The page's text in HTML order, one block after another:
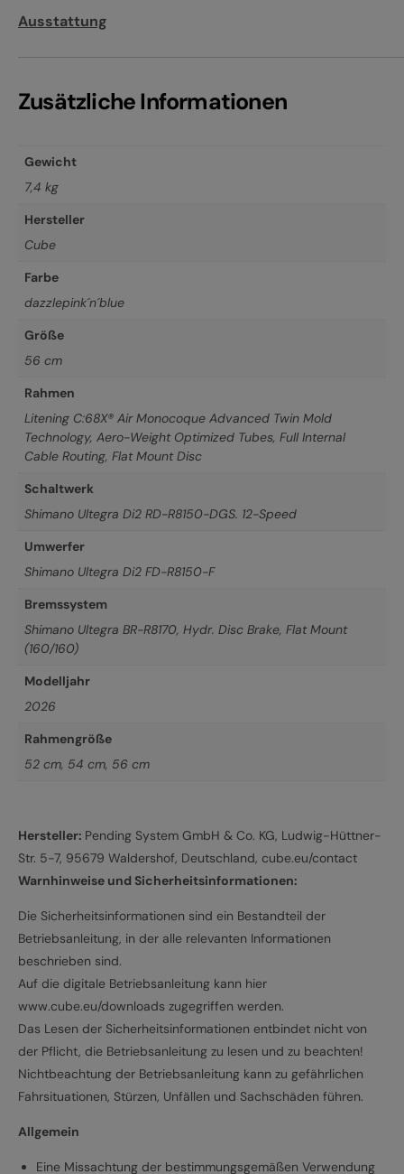
Ausstattung
Zusätzliche Informationen
Gewicht
7,4 kg
Hersteller
Cube
Farbe
dazzlepink´n´blue
Größe
56 cm
Rahmen
Litening C:68X® Air Monocoque Advanced Twin Mold
Technology, Aero-Weight Optimized Tubes, Full Internal
Cable Routing, Flat Mount Disc
Schaltwerk
Shimano Ultegra Di2 RD-R8150-DGS. 12-Speed
Umwerfer
Shimano Ultegra Di2 FD-R8150-F
Bremssystem
Shimano Ultegra BR-R8170, Hydr. Disc Brake, Flat Mount
(160/160)
Modelljahr
2026
Rahmengröße
52 cm, 54 cm, 56 cm
Hersteller: Pending System GmbH & Co. KG, Ludwig-Hüttner-
Str. 5-7, 95679 Waldershof, Deutschland, cube.eu/contact
Warnhinweise und Sicherheitsinformationen:
Die Sicherheitsinformationen sind ein Bestandteil der
Betriebsanleitung, in der alle relevanten Informationen
beschrieben sind.
Auf die digitale Betriebsanleitung kann hier
www.cube.eu/downloads zugegriffen werden.
Das Lesen der Sicherheitsinformationen entbindet nicht von
der Pflicht, die Betriebsanleitung zu lesen und zu beachten!
Nichtbeachtung der Betriebsanleitung kann zu gefährlichen
Fahrsituationen, Stürzen, Unfällen und Sachschäden führen.
Allgemein
Eine Missachtung der bestimmungsgemäßen Verwendung